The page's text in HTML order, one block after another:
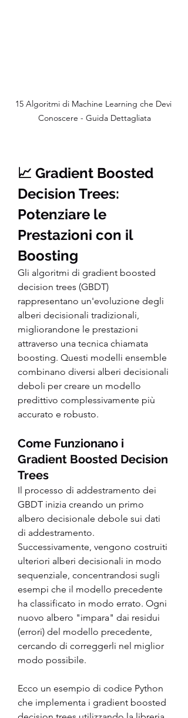
15 Algoritmi di Machine Learning che Devi
Conoscere - Guida Dettagliata
📈 Gradient Boosted
Decision Trees:
Potenziare le
Prestazioni con il
Boosting
Gli algoritmi di gradient boosted
decision trees (GBDT)
rappresentano un'evoluzione degli
alberi decisionali tradizionali,
migliorandone le prestazioni
attraverso una tecnica chiamata
boosting. Questi modelli ensemble
combinano diversi alberi decisionali
deboli per creare un modello
predittivo complessivamente più
accurato e robusto.
Come Funzionano i
Gradient Boosted Decision
Trees
Il processo di addestramento dei
GBDT inizia creando un primo
albero decisionale debole sui dati
di addestramento.
Successivamente, vengono costruiti
ulteriori alberi decisionali in modo
sequenziale, concentrandosi sugli
esempi che il modello precedente
ha classificato in modo errato. Ogni
nuovo albero "impara" dai residui
(errori) del modello precedente,
cercando di correggerli nel miglior
modo possibile.
Ecco un esempio di codice Python
che implementa i gradient boosted